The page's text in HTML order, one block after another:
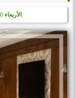
الأربعاء 20 مايو 2026